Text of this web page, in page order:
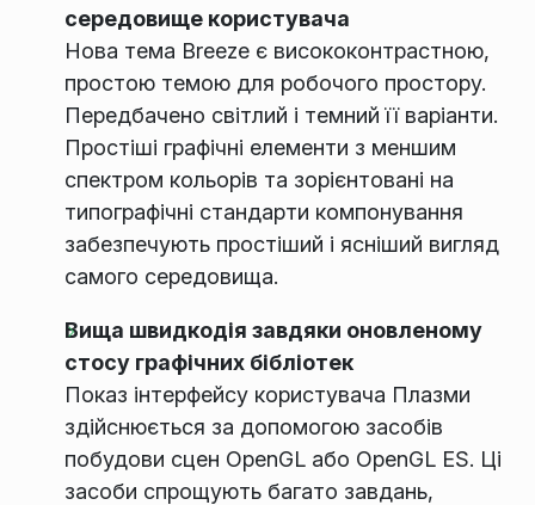
середовище користувача
Нова тема Breeze є висококонтрастною,
простою темою для робочого простору.
Передбачено світлий і темний її варіанти.
Простіші графічні елементи з меншим
спектром кольорів та зорієнтовані на
типографічні стандарти компонування
забезпечують простіший і ясніший вигляд
самого середовища.
Вища швидкодія завдяки оновленому
стосу графічних бібліотек
Показ інтерфейсу користувача Плазми
здійснюється за допомогою засобів
побудови сцен OpenGL або OpenGL ES. Ці
засоби спрощують багато завдань,